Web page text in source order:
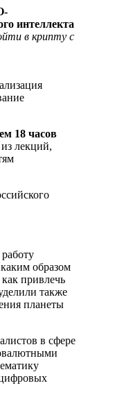
интеллекта
в крипту с
18 часов
лекций,
образом
привлечь
также
планеты
в сфере